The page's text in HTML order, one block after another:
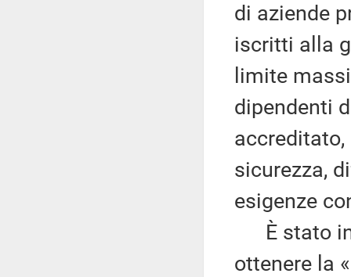
di aziende
iscritti alla
limite
dipendenti
sicurezza,
esigenze
È stato
ottenere la